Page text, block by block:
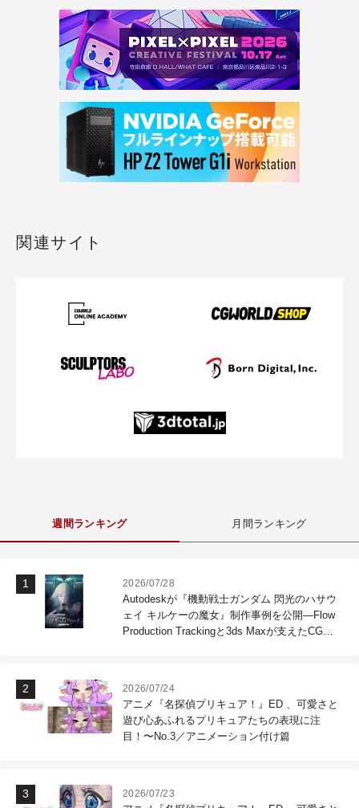
関連サイト
週間ランキング 月間ランキング
2026/07/28
Autodeskが『機動戦士ガンダム 閃光のハサウ
ェイ キルケーの魔女』制作事例を公開―Flow
Production Trackingと3ds Maxが支えたCG制
2026/07/24
アニメ『名探偵プリキュア！』ED 、可愛さと
遊び心あふれるプリキュアたちの表現に注
目！〜No.3／アニメーション付け篇
2026/07/23